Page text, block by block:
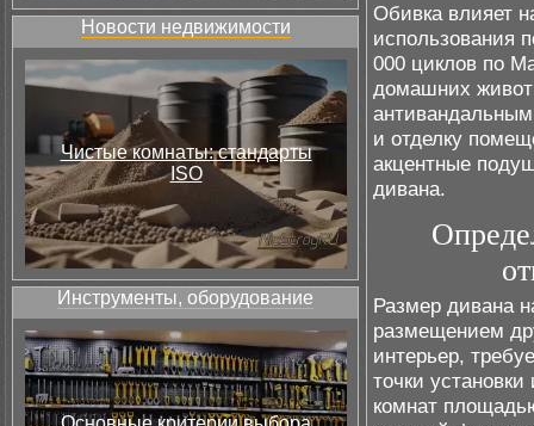
Новости недвижимости
Чистые комнаты: стандарты
ISO
Инструменты, оборудование
Обивка влияет
использования
000 циклов по
домашних
и отделку
акцентные
дивана.
Размер дивана
размещением
интерьер,
точки
комнат